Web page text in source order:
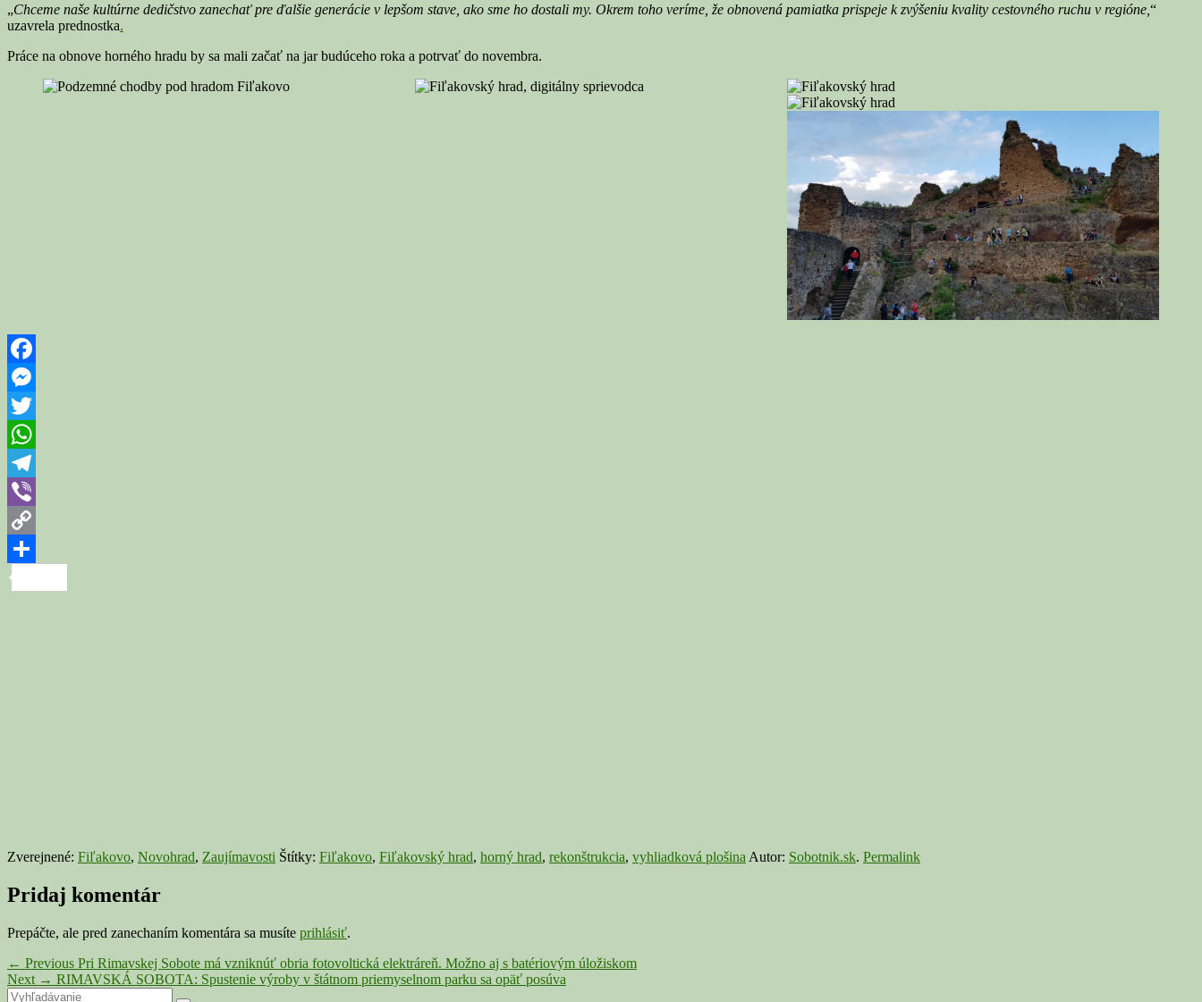
„Chceme naše kultúrne dedičstvo zanechať pre ďalšie generácie v lepšom stave, ako sme ho dostali my. Okrem toho veríme, že obnovená pamiatka prispeje k zvýšeniu kvality cestovného ruchu v regióne, “
uzavrela prednostka.
Práce na obnove horného hradu by sa mali začať na jar budúceho roka a potrvať do novembra.
Facebook
Messenger
Twitter
WhatsApp
Telegram
Viber
Copy
Link
Zverejnené: Fiľakovo, Novohrad, Zaujímavosti Štítky: Fiľakovo, Fiľakovský hrad, horný hrad, rekonštrukcia, vyhliadková plošina Autor: Sobotnik.sk. Permalink
Pridaj komentár
Prepáčte, ale pred zanechaním komentára sa musíte prihlásiť.
Navigácia
v
← Previous Previous
post:
Pri Rimavskej Sobote má vzniknúť obria fotovoltická elektráreň. Možno aj s batériovým úložiskom
Next → Next
post:
RIMAVSKÁ SOBOTA: Spustenie výroby v štátnom priemyselnom parku sa opäť posúva
Search